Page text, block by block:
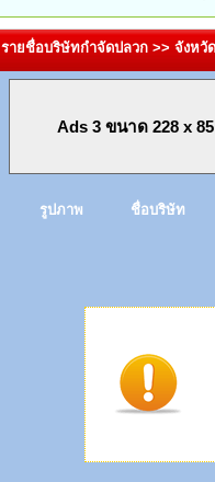
รายชื่อบริษัทกำจัดปลวก >> จังหวั
Ads 3 ขนาด 228 x 85
รูปภาพ ชื่อบริษัท